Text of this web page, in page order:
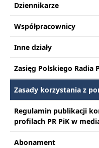
Dziennikarze
Współpracownicy
Inne działy
Zasięg Polskiego Radia
Zasady korzystania z
Regulamin publikacji
profilach PR PiK w
Abonament